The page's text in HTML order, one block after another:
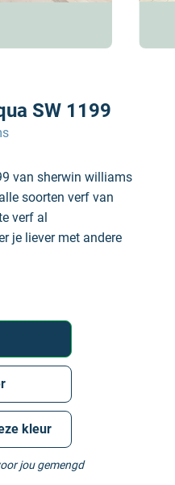
SW 1199
van sherwin williams
soorten verf van
verf al
je liever met andere
kleur
jou gemengd